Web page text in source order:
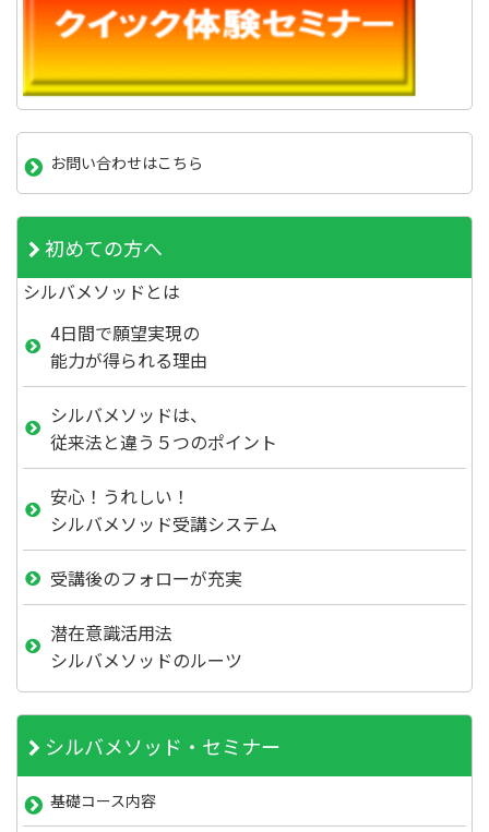
お問い合わせはこちら
初めての方へ
シルバメソッドとは
4日間で願望実現の
能力が得られる理由
シルバメソッドは、
従来法と違う５つのポイント
安心！うれしい！
シルバメソッド受講システム
受講後のフォローが充実
潜在意識活用法
シルバメソッドのルーツ
シルバメソッド・セミナー
基礎コース内容